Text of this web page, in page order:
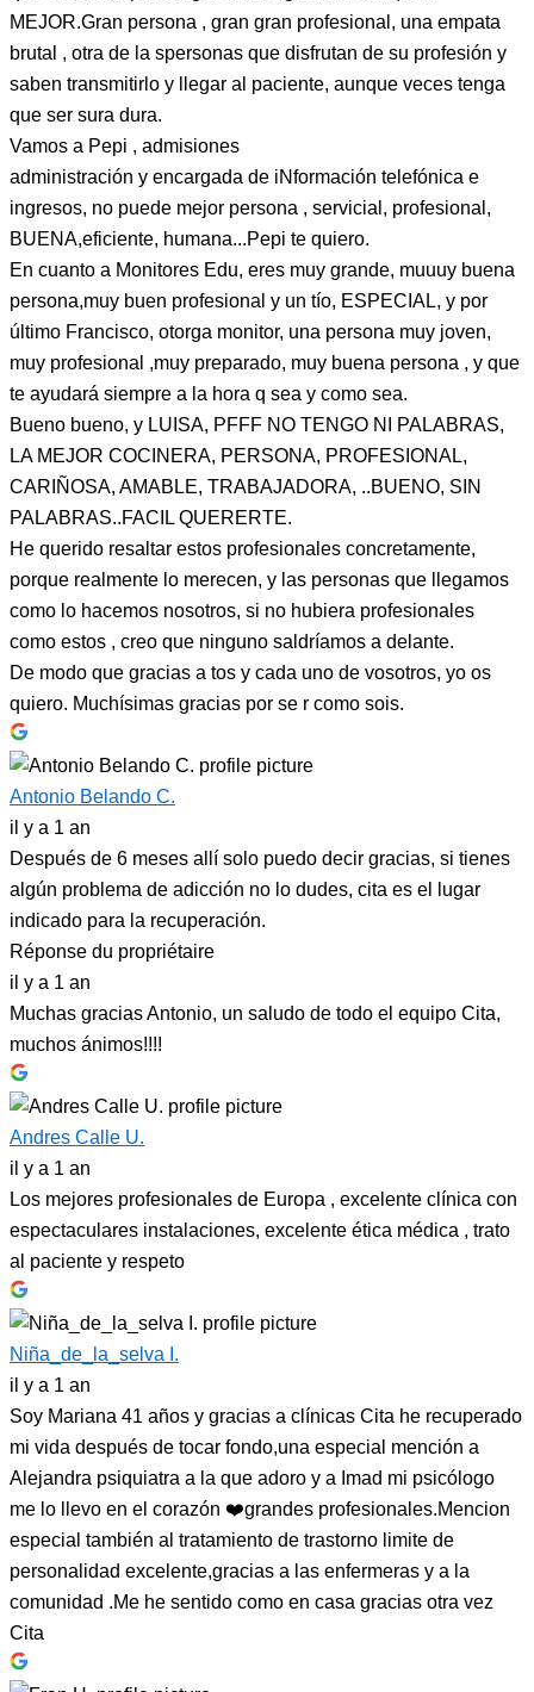
MEJOR.Gran persona , gran gran profesional, una empata
brutal , otra de la spersonas que disfrutan de su profesión y
saben transmitirlo y llegar al paciente, aunque veces tenga
que ser sura dura.
Vamos a Pepi , admisiones
administración y encargada de iNformación telefónica e
ingresos, no puede mejor persona , servicial, profesional,
BUENA,eficiente, humana...Pepi te quiero.
En cuanto a Monitores Edu, eres muy grande, muuuy buena
persona,muy buen profesional y un tío, ESPECIAL, y por
último Francisco, otorga monitor, una persona muy joven,
muy profesional ,muy preparado, muy buena persona , y que
te ayudará siempre a la hora q sea y como sea.
Bueno bueno, y LUISA, PFFF NO TENGO NI PALABRAS,
LA MEJOR COCINERA, PERSONA, PROFESIONAL,
CARIÑOSA, AMABLE, TRABAJADORA, ..BUENO, SIN
PALABRAS..FACIL QUERERTE.
He querido resaltar estos profesionales concretamente,
porque realmente lo merecen, y las personas que llegamos
como lo hacemos nosotros, si no hubiera profesionales
como estos , creo que ninguno saldríamos a delante.
De modo que gracias a tos y cada uno de vosotros, yo os
quiero. Muchísimas gracias por se r como sois.
Antonio Belando C.
il y a 1 an
Después de 6 meses allí solo puedo decir gracias, si tienes
algún problema de adicción no lo dudes, cita es el lugar
indicado para la recuperación.
Réponse du propriétaire
il y a 1 an
Muchas gracias Antonio, un saludo de todo el equipo Cita,
muchos ánimos!!!!
Andres Calle U.
il y a 1 an
Los mejores profesionales de Europa , excelente clínica con
espectaculares instalaciones, excelente ética médica , trato
al paciente y respeto
Niña_de_la_selva I.
il y a 1 an
Soy Mariana 41 años y gracias a clínicas Cita he recuperado
mi vida después de tocar fondo,una especial mención a
Alejandra psiquiatra a la que adoro y a Imad mi psicólogo
me lo llevo en el corazón ❤️grandes profesionales.Mencion
especial también al tratamiento de trastorno limite de
personalidad excelente,gracias a las enfermeras y a la
comunidad .Me he sentido como en casa gracias otra vez
Cita